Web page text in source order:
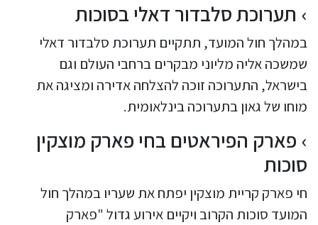
תערוכת סלבדור דאלי בסוכות
במהלך חול המועד, תתקיים תערוכת סלבדור דאלי
שמשכה אליה מליוני מבקרים ברחבי העולם וגם
בישראל, התערוכה זוכה להצלחה אדירה ומציגה את
מוחו של גאון בתערוכה בינלאומית.
פארק הפיראטים בחי פארק מוצקין
סוכות
חי פארק קריית מוצקין יפתח את שעריו במהלך חול
המועד סוכות הקרוב ויקיים אירוע גדול "פארק